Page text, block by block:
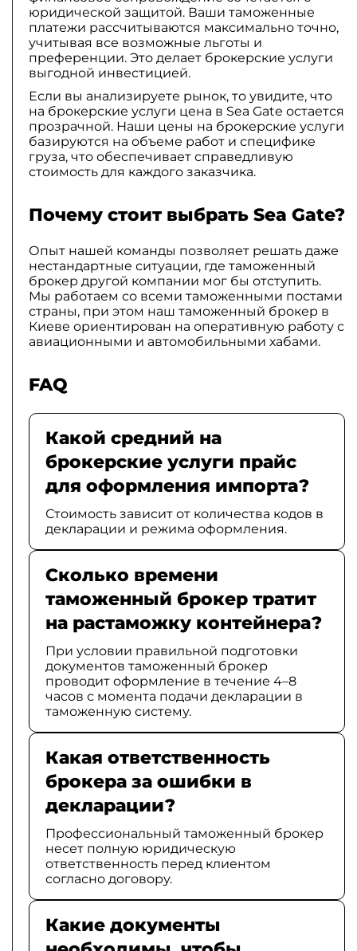
юридической защитой. Ваши таможенные
платежи рассчитываются максимально точно,
учитывая все возможные льготы и
преференции. Это делает брокерские услуги
выгодной инвестицией.
Если вы анализируете рынок, то увидите, что
на брокерские услуги цена в Sea Gate остается
прозрачной. Наши цены на брокерские услуги
базируются на объеме работ и специфике
груза, что обеспечивает справедливую
стоимость для каждого заказчика.
Почему стоит выбрать Sea Gate?
Опыт нашей команды позволяет решать даже
нестандартные ситуации, где таможенный
брокер другой компании мог бы отступить.
Мы работаем со всеми таможенными постами
страны, при этом наш таможенный брокер в
Киеве ориентирован на оперативную работу с
авиационными и автомобильными хабами.
FAQ
Какой средний на
брокерские услуги прайс
для оформления импорта?
Стоимость зависит от количества кодов в
декларации и режима оформления.
Сколько времени
таможенный брокер тратит
на растаможку контейнера?
При условии правильной подготовки
документов таможенный брокер
проводит оформление в течение 4–8
часов с момента подачи декларации в
таможенную систему.
Какая ответственность
брокера за ошибки в
декларации?
Профессиональный таможенный брокер
несет полную юридическую
ответственность перед клиентом
согласно договору.
Какие документы